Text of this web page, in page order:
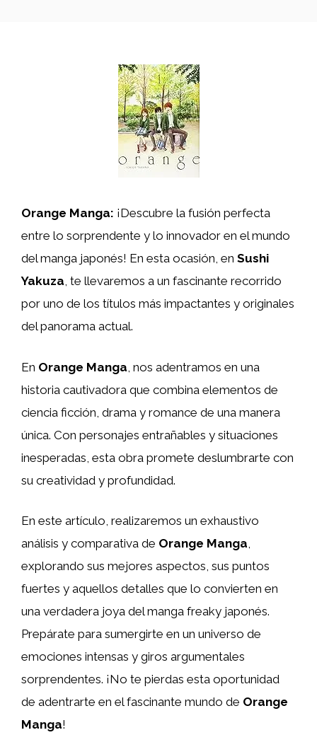
Orange Manga: ¡Descubre la fusión perfecta
entre lo sorprendente y lo innovador en el mundo
del manga japonés! En esta ocasión, en Sushi
Yakuza, te llevaremos a un fascinante recorrido
por uno de los títulos más impactantes y originales
del panorama actual.
En Orange Manga , nos adentramos en una
historia cautivadora que combina elementos de
ciencia ficción, drama y romance de una manera
única. Con personajes entrañables y situaciones
inesperadas, esta obra promete deslumbrarte con
su creatividad y profundidad.
En este artículo, realizaremos un exhaustivo
análisis y comparativa de Orange Manga,
explorando sus mejores aspectos, sus puntos
fuertes y aquellos detalles que lo convierten en
una verdadera joya del manga freaky japonés.
Prepárate para sumergirte en un universo de
emociones intensas y giros argumentales
sorprendentes. ¡No te pierdas esta oportunidad
de adentrarte en el fascinante mundo de Orange
Manga!